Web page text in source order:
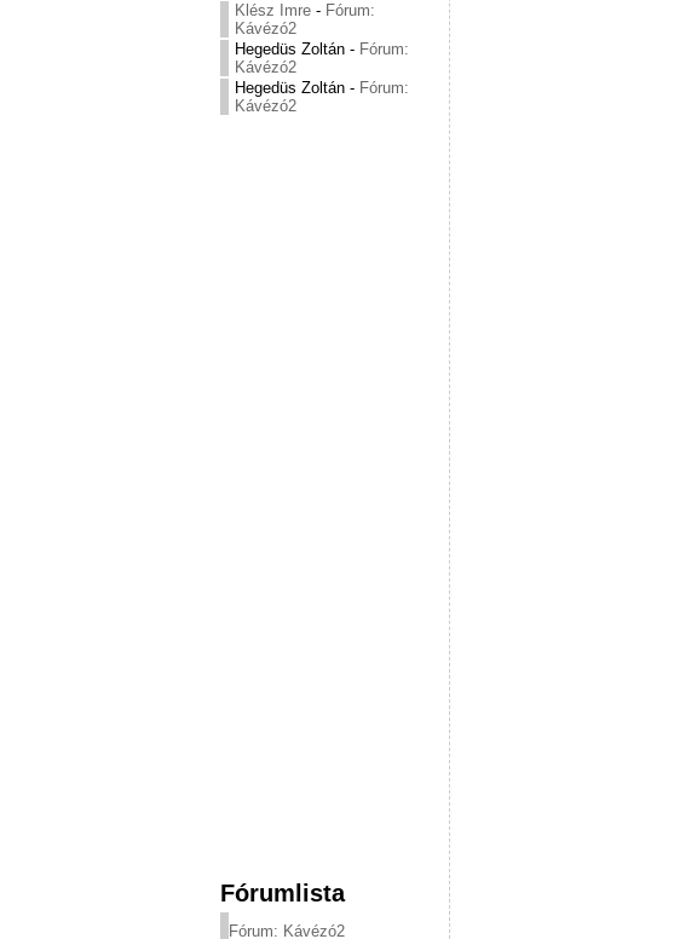
Klész Imre - Fórum:
Kávézó2
Hegedüs Zoltán - Fórum:
Kávézó2
Hegedüs Zoltán - Fórum:
Kávézó2
Fórumlista
Fórum: Kávézó2